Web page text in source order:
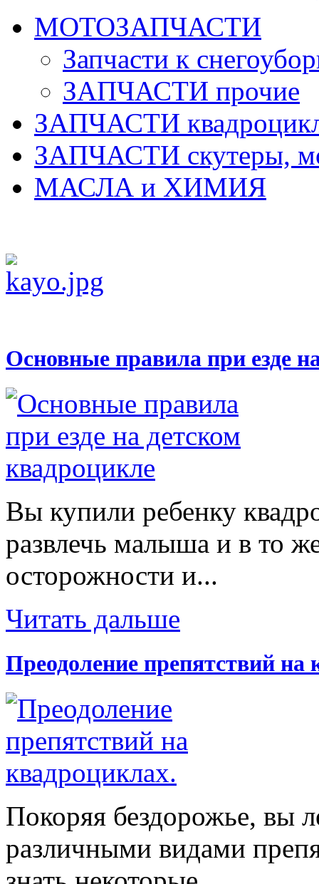
МОТОЗАПЧАСТИ
Запчасти к
ЗАПЧАСТИ прочие
ЗАПЧАСТИ
ЗАПЧАСТИ скутеры,
МАСЛА и ХИМИЯ
Основные правила при езде
Вы купили ребенку
развлечь малыша и в то
осторожности и...
Читать дальше
Преодоление препятствий на
Покоряя бездорожье, вы
различными видами